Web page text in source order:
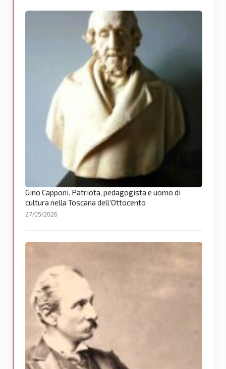
Gino Capponi. Patriota, pedagogista e uomo di
cultura nella Toscana dell’Ottocento
27/05/2026